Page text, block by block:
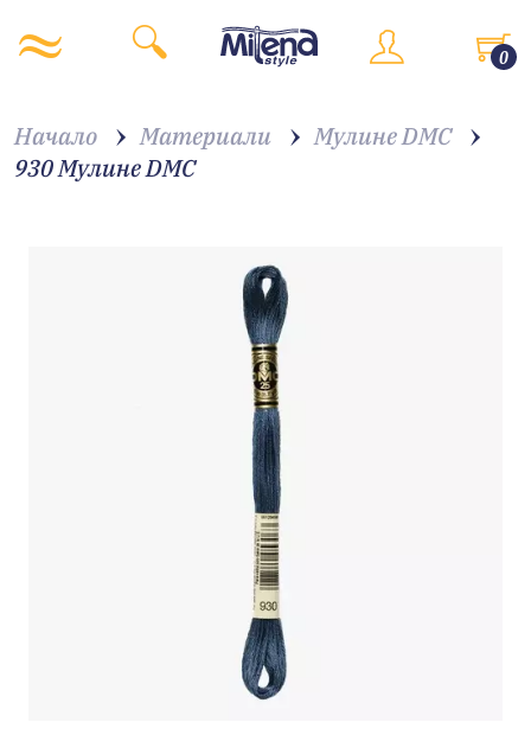
0
Начало Материали
Мулине DMC
930 Мулине DMC